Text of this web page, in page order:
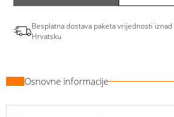
Besplatna dostava paketa vrijednosti
Hrvatsku
Osnovne informacije